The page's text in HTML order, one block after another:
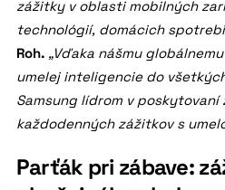
zážitky v oblasti mobilných
technológií, domácich
Roh. „Vďaka nášmu
umelej inteligencie do
Samsung lídrom v poskytovaní
každodenných zážitkov s
Parťák pri zábave: